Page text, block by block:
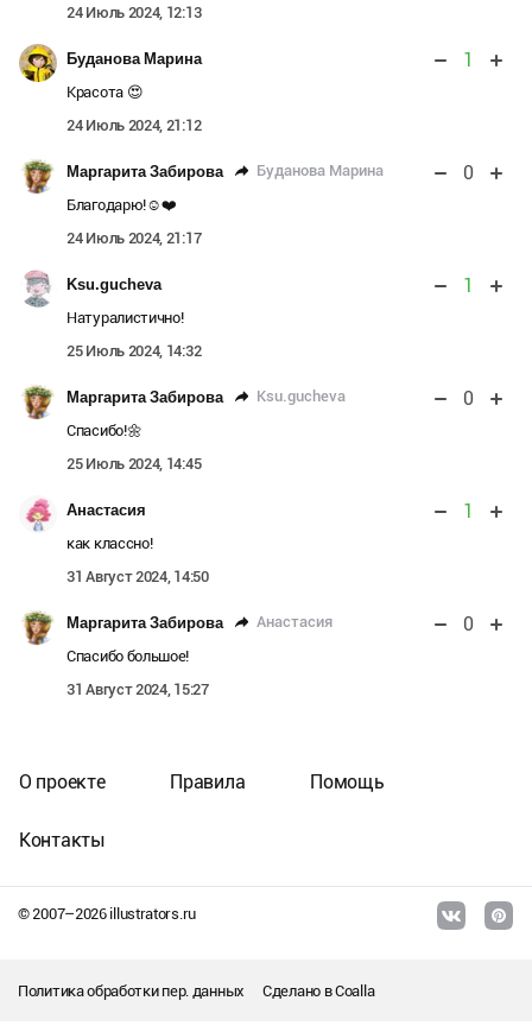
24 Июль 2024, 12:13
Буданова Марина 1
Красота 😍
24 Июль 2024, 21:12
Маргарита Забирова Буданова Марина 0
Благодарю!☺️❤️
24 Июль 2024, 21:17
Ksu.gucheva 1
Натуралистично!
25 Июль 2024, 14:32
Маргарита Забирова Ksu.gucheva 0
Спасибо!🌼
25 Июль 2024, 14:45
Анастасия 1
как классно!
31 Август 2024, 14:50
Маргарита Забирова Анастасия 0
Спасибо большое!
31 Август 2024, 15:27
© 2007–2026illustrators.ru
О проекте Правила Помощь
Контакты
Политика обработки пер. данных Сделано вCoalla